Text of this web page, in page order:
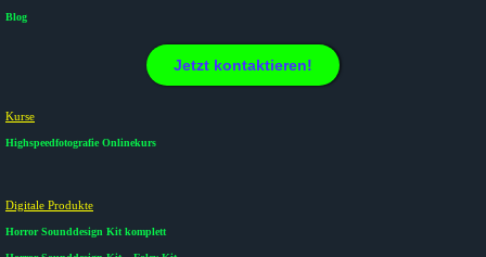
Blog
Jetzt kontaktieren!
Kurse​
Highspeedfotografie Onlinekurs
Digitale Produkte​
Horror Sounddesign Kit komplett